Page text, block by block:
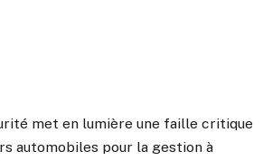
met en lumière une faille critique
automobiles pour la gestion à